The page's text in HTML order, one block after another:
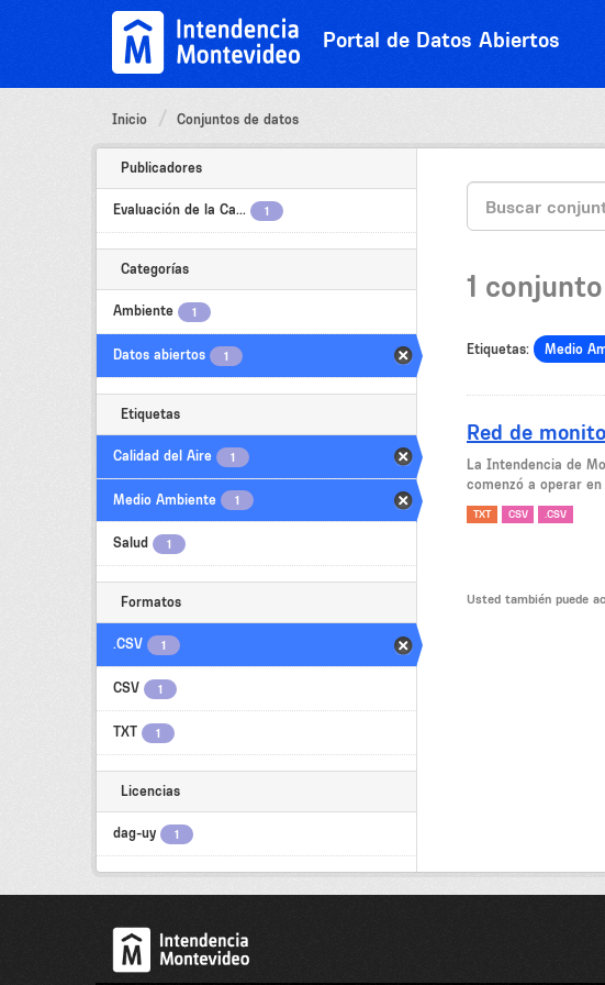
Portal de Datos Abiertos
Inicio Conjuntos de datos
Publicadores
Evaluación de la Ca... 1
Categorías
Ambiente 1
Datos abiertos 1
Etiquetas
Calidad del Aire 1
Medio Ambiente 1
Salud 1
Formatos
.CSV 1
CSV 1
TXT 1
Licencias
dag-uy 1
1
Etiquetas: Medio
Red de
La Intendencia de
comenzó a operar
TXT CSV .CSV
Usted también puede